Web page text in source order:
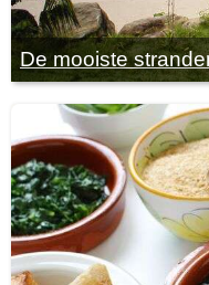
De mooiste